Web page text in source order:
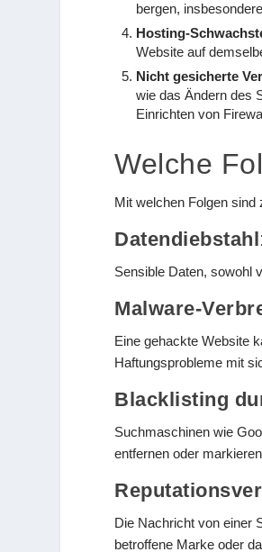
bergen,
Hosting-
Website auf
Nicht gesicherte
wie das Ändern des
Einrichten von
Welche
Mit welchen Folgen
Datendiebstahl:
Sensible Daten, sowohl
Malware-
Eine gehackte Website
Haftungsprobleme mit
Blacklisting
Suchmaschinen wie
entfernen oder
Die Nachricht von einer
betroffene Marke oder